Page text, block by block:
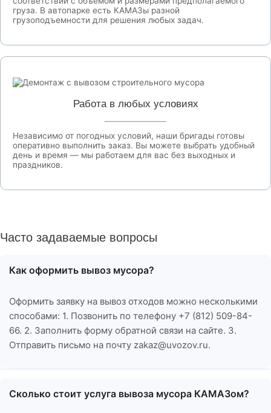
груза. В автопарке есть КАМАЗы разной
грузоподъемности для решения любых задач.
Работа в любых условиях
Независимо от погодных условий, наши бригады готовы
оперативно выполнить заказ. Вы можете выбрать удобный
день и время — мы работаем для вас без выходных и
праздников.
Часто задаваемые вопросы
Как оформить вывоз мусора?
Оформить заявку на вывоз отходов можно несколькими
способами: 1. Позвонить по телефону +7 (812) 509-84-
66. 2. Заполнить форму обратной связи на сайте. 3.
Отправить письмо на почту zakaz@uvozov.ru.
Сколько стоит услуга вывоза мусора КАМАЗом?